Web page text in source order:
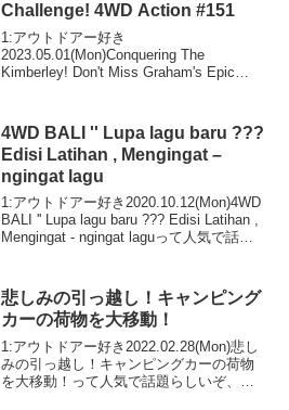
Challenge! 4WD Action #151
1:アウトドアー好き
2023.05.01(Mon)Conquering The
Kimberley! Don't Miss Graham's Epic
4WD BALI '' Lupa lagu baru ???
Edisi Latihan , Mengingat –
ngingat lagu
1:アウトドアー好き2020.10.12(Mon)4WD
BALI '' Lupa lagu baru ??? Edisi Latihan ,
Mengingat - ngingat laguって人気で話題
悲しみの引っ越し！キャンピング
カーの荷物を大移動！
1:アウトドアー好き2022.02.28(Mon)悲し
みの引っ越し！キャンピングカーの荷物
を大移動！って人気で話題らしいぞ、見